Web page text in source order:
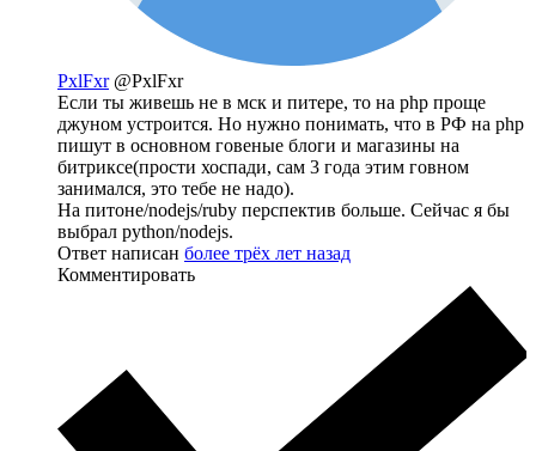
PxlFxr @PxlFxr
Если ты живешь не в мск и питере, то на php проще
джуном устроится. Но нужно понимать, что в РФ на php
пишут в основном говеные блоги и магазины на
битриксе(прости хоспади, сам 3 года этим говном
занимался, это тебе не надо).
На питоне/nodejs/ruby перспектив больше. Сейчас я бы
выбрал python/nodejs.
Ответ написан более трёх лет назад
Комментировать